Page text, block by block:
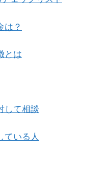
は？
とは
して相談
ている人